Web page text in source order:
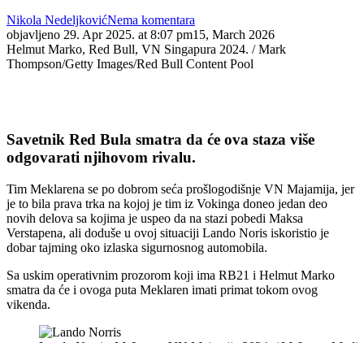
Nikola NedeljkovićNema komentara
objavljeno 29. Apr 2025. at 8:07 pm15, March 2026
Helmut Marko, Red Bull, VN Singapura 2024. / Mark
Thompson/Getty Images/Red Bull Content Pool
Savetnik Red Bula smatra da će ova staza više
odgovarati njihovom rivalu.
Tim Meklarena se po dobrom seća prošlogodišnje VN Majamija, jer
je to bila prava trka na kojoj je tim iz Vokinga doneo jedan deo
novih delova sa kojima je uspeo da na stazi pobedi Maksa
Verstapena, ali doduše u ovoj situaciji Lando Noris iskoristio je
dobar tajming oko izlaska sigurnosnog automobila.
Sa uskim operativnim prozorom koji ima RB21 i Helmut Marko
smatra da će i ovoga puta Meklaren imati primat tokom ovog
vikenda.